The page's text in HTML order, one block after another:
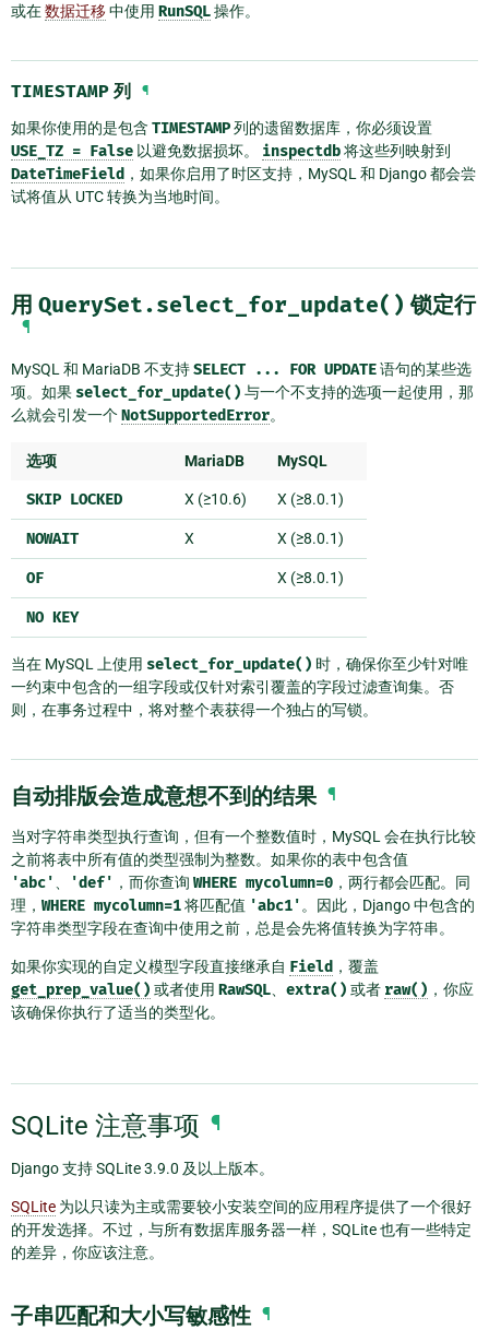
或在数据迁移 中使用 RunSQL操作。
TIMESTAMP 列 ¶
如果你使用的是包含 TIMESTAMP列的遗留数据库，你必须设置
USE_TZ = False 以避免数据损坏。 inspectdb将这些列映射到
DateTimeField ，如果你启用了时区支持，MySQL 和 Django 都会尝
试将值从 UTC 转换为当地时间。
用 QuerySet.select_for_update() 锁定行
¶
MySQL 和 MariaDB 不支持SELECT ... FOR UPDATE语句的某些选
项。如果 select_for_update() 与一个不支持的选项一起使用，那
么就会引发一个NotSupportedError。
选项 MariaDB MySQL
SKIP LOCKED X (≥10.6) X (≥8.0.1)
NOWAIT X X (≥8.0.1)
OF X (≥8.0.1)
NO KEY
当在 MySQL 上使用 select_for_update() 时，确保你至少针对唯
一约束中包含的一组字段或仅针对索引覆盖的字段过滤查询集。否
则，在事务过程中，将对整个表获得一个独占的写锁。
自动排版会造成意想不到的结果 ¶
当对字符串类型执行查询，但有一个整数值时，MySQL 会在执行比较
之前将表中所有值的类型强制为整数。如果你的表中包含值
'abc' 'def' ，而你查询 WHERE mycolumn=0 ，两行都会匹配。同
理， WHERE mycolumn=1将匹配值 'abc1' 。因此，Django 中包含的
字符串类型字段在查询中使用之前，总是会先将值转换为字符串。
如果你实现的自定义模型字段直接继承自 Field ，覆盖
get_prep_value() 或者使用 RawSQL extra() 或者 raw() ，你应
该确保你执行了适当的类型化。
SQLite 注意事项 ¶
Django 支持 SQLite 3.9.0 及以上版本。
SQLite 为以只读为主或需要较小安装空间的应用程序提供了一个很好
的开发选择。不过，与所有数据库服务器一样，SQLite 也有一些特定
的差异，你应该注意。
子串匹配和大小写敏感性 ¶